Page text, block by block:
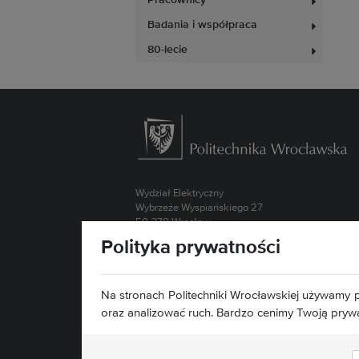
Badania i współpraca
80-lecie
Wydział Elektryczny
Wybrzeże Wyspiańskiego 27
50-370 Wrocław
Kontakt »
Polityka prywatności
Na stronach Politechniki Wrocławskiej
oraz analizować ruch. Bardzo cenimy Twoją